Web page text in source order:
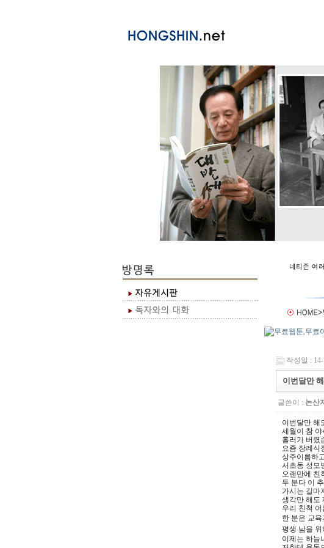
작성일 :
이번달만
글쓴이 : 논산
이번달만 해
세월이 참
흘러가 버렸
요즘 장례식
상주이름하
서초동 성모
오랜만에 친
두 분다 이
가시는 길마
생각만 해도
우리 친척
한 분은 교
평생 남을
이제는 하늘